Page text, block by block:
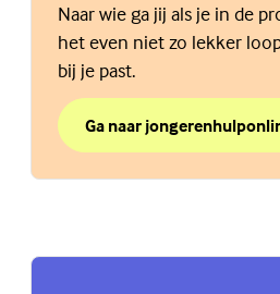
Naar wie ga jij als je in de
het even niet zo lekker
bij je past.
Ga naar
over Weet jij de weg naar
(Externe link)